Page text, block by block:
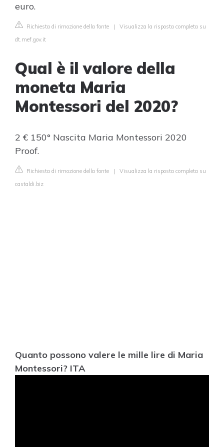
euro.
Richiesta di rimozione della fonte | Visualizza la risposta completa su
dt.mef.gov.it
Qual è il valore della
moneta Maria
Montessori del 2020?
2 € 150° Nascita Maria Montessori 2020
Proof.
Richiesta di rimozione della fonte | Visualizza la risposta completa su
castaldi.biz
Quanto possono valere le mille lire di Maria
Montessori? ITA